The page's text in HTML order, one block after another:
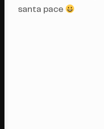
santa pace